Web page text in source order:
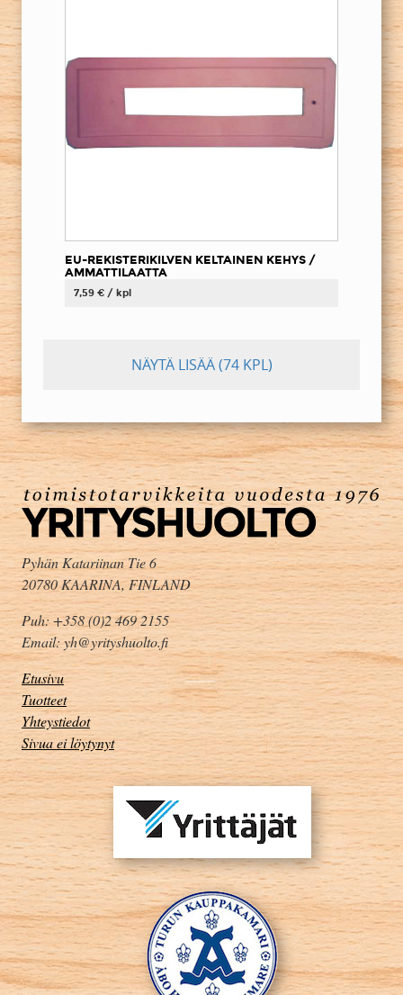
EU-REKISTERIKILVEN KELTAINEN KEHYS /
AMMATTILAATTA
7,59 € / kpl
NÄYTÄ LISÄÄ(74 KPL)
Pyhän Katariinan Tie 6
20780 KAARINA, FINLAND
Puh: +358 (0)2 469 2155
Email: yh@yrityshuolto.fi
Etusivu
Tuotteet
Yhteystiedot
Sivua ei löytynyt